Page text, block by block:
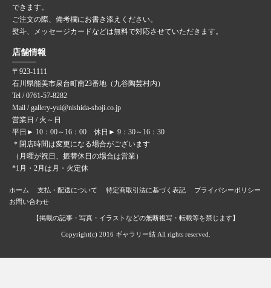
できます。
ご注文の際、備考欄にお書き添えください。
熨斗、メッセージカードなどは無料で対応させていただきます。
店舗情報
〒923-1111
石川県能美市泉台町南23番地（九谷陶芸村内）
Tel / 0761-57-8282
Mail / gallery-yui@nishida-shoji.co.jp
営業日 / 火～日
平日► 10：00～16：00 休日► 9：30～16：30
＊閉店時間は変更になる場合がございます
（月曜が祝日、振替休日の場合は営業）
*1月・2月は月・火定休
ホーム 支払・配送について 特定商取引法に基づく表記
プライバシーポリシー
お問い合わせ
【掲載の記事・写真・イラストなどの無断複写・転載等を禁じます】
Copyright(c) 2016 ギャラリー結 All rights reserved.